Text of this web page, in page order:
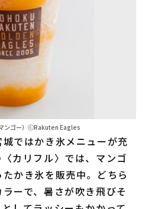
ンゴー）ⓒRakuten Eagles
ではかき氷メニューが充
カリフル〉では、マンゴ
かき氷を販売中。どちら
ーで、暑さが吹き飛びそ